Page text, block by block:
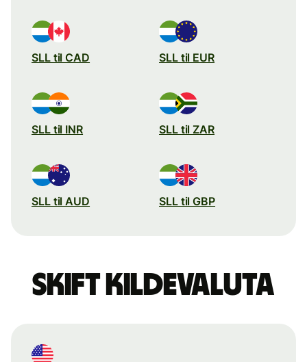
SLL til CAD SLL til EUR
SLL til INR SLL til ZAR
SLL til AUD SLL til GBP
Skift kildevaluta